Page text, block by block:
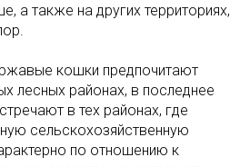
а также на других территориях,
кошки предпочитают
лесных районах, в последнее
в тех районах, где
сельскохозяйственную
по отношению к